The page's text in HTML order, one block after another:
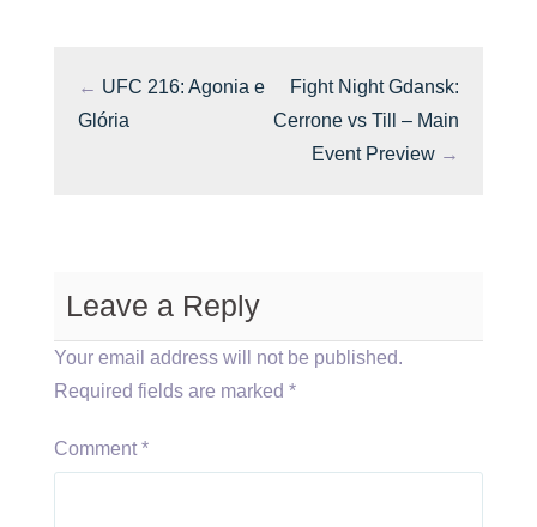
← UFC 216: Agonia e
Glória
Fight Night Gdansk:
Cerrone vs Till – Main
Event Preview →
Leave a Reply
Your email address will not be published.
Required fields are marked *
Comment *